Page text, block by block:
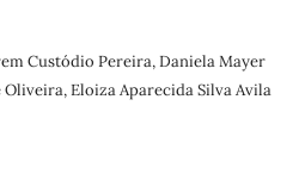
Custódio Pereira, Daniela Mayer
Eloiza Aparecida Silva Avila